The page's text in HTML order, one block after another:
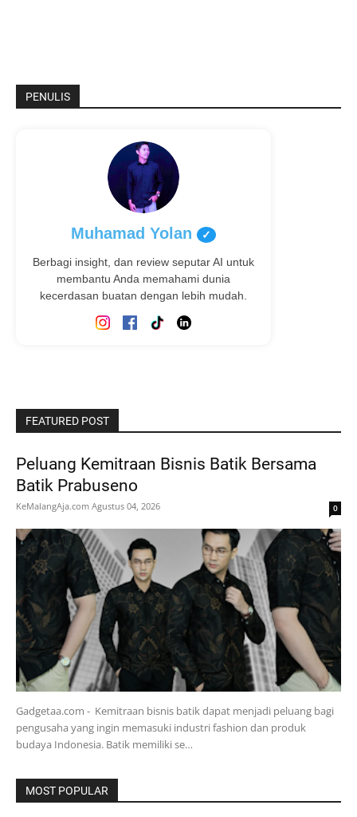
PENULIS
Muhamad Yolan ✓
Berbagi insight, dan review seputar AI untuk
membantu Anda memahami dunia
kecerdasan buatan dengan lebih mudah.
FEATURED POST
Peluang Kemitraan Bisnis Batik Bersama
Batik Prabuseno
KeMalangAja.com Agustus 04, 2026 0
Gadgetaa.com - Kemitraan bisnis batik dapat menjadi peluang bagi
pengusaha yang ingin memasuki industri fashion dan produk
budaya Indonesia. Batik memiliki se…
MOST POPULAR